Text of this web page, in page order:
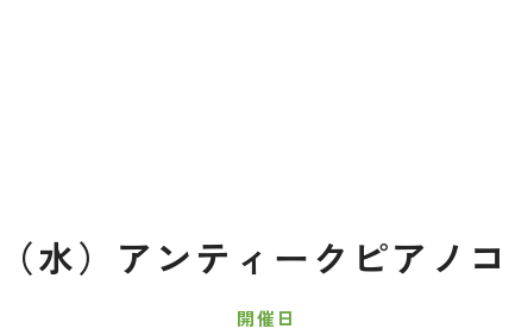
水）アンティークピアノ
開催日